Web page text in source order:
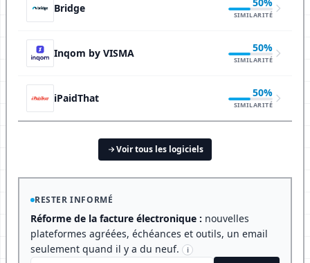
Bridge SIMILARITÉ
Inqom by VISMA 50%
SIMILARITÉ
iPaidThat 50%
SIMILARITÉ
Voir tous les logiciels
RESTER INFORMÉ
Réforme de la facture électronique : nouvelles
plateformes agréées, échéances et outils, un email
seulement quand il y a du neuf.
i